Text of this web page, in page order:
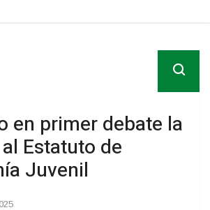
en primer debate la
Estatuto de
Juvenil